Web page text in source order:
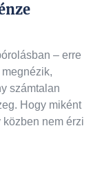
– erre
számtalan
Hogy miként
közben nem érzi